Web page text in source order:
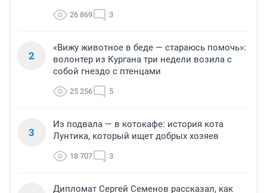
26 869 3
2
«Вижу животное в беде — стараюсь помочь»:
волонтер из Кургана три недели возила с
собой гнездо с птенцами
25 256 5
3
Из подвала — в котокафе: история кота
Лунтика, который ищет добрых хозяев
18 707 3
Дипломат Сергей Семенов рассказал, как